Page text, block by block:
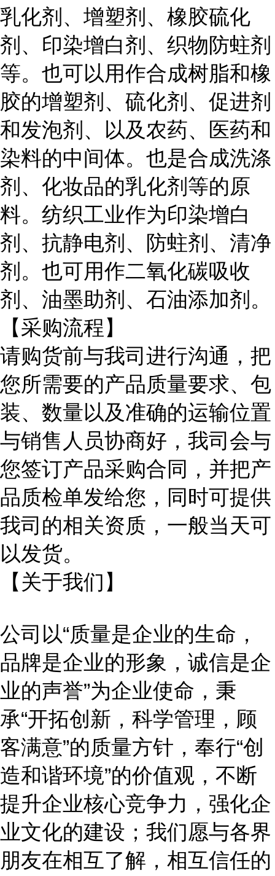
乳化剂、增塑剂、橡胶硫化
剂、印染增白剂、织物防蛀剂
等。也可以用作合成树脂和橡
胶的增塑剂、硫化剂、促进剂
和发泡剂、以及农药、医药和
染料的中间体。也是合成洗涤
剂、化妆品的乳化剂等的原
料。纺织工业作为印染增白
剂、抗静电剂、防蛀剂、清净
剂。也可用作二氧化碳吸收
剂、油墨助剂、石油添加剂。
【采购流程】
请购货前与我司进行沟通，把
您所需要的产品质量要求、包
装、数量以及准确的运输位置
与销售人员协商好，我司会与
您签订产品采购合同，并把产
品质检单发给您，同时可提供
我司的相关资质，一般当天可
以发货。
【关于我们】
公司以“质量是企业的生命，
品牌是企业的形象，诚信是企
业的声誉”为企业使命，秉
承“开拓创新，科学管理，顾
客满意”的质量方针，奉行“创
造和谐环境”的价值观，不断
提升企业核心竞争力，强化企
业文化的建设；我们愿与各界
朋友在相互了解，相互信任的